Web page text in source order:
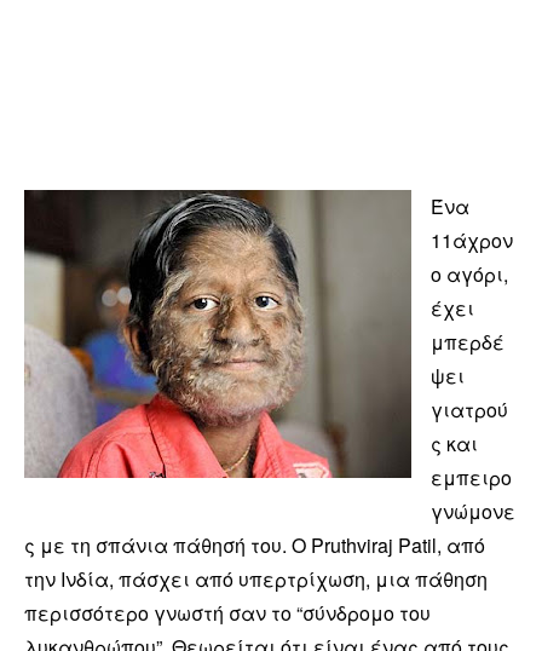
Ένα
11άχρον
ο αγόρι,
έχει
μπερδέ
ψει
γιατρού
ς και
εμπειρο
γνώμονε
ς με τη σπάνια πάθησή του. Ο Pruthviraj Patil, από
την Ινδία, πάσχει από υπερτρίχωση, μια πάθηση
περισσότερο γνωστή σαν το “σύνδρομο του